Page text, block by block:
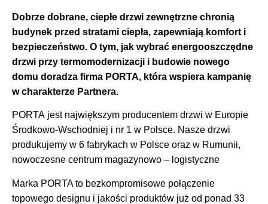
Dobrze dobrane, ciepłe drzwi zewnętrzne chronią
budynek przed stratami ciepła, zapewniają komfort i
bezpieczeństwo. O tym, jak wybrać energooszczędne
drzwi przy termomodernizacji i budowie nowego
domu doradza firma PORTA, która wspiera kampanię
w charakterze Partnera.
PORTA jest największym producentem drzwi w Europie
Środkowo-Wschodniej i nr 1 w Polsce. Nasze drzwi
produkujemy w 6 fabrykach w Polsce oraz w Rumunii,
nowoczesne centrum magazynowo – logistyczne
Marka PORTA to bezkompromisowe połączenie
topowego designu i jakości produktów już od ponad 33